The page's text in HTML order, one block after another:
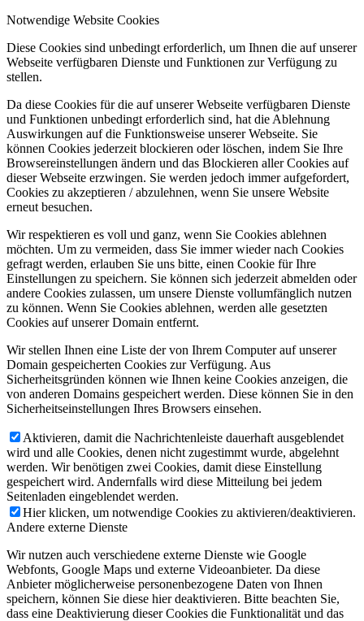
Notwendige Website Cookies
Diese Cookies sind unbedingt erforderlich, um Ihnen die auf unserer
Webseite verfügbaren Dienste und Funktionen zur Verfügung zu
stellen.
Da diese Cookies für die auf unserer Webseite verfügbaren Dienste
und Funktionen unbedingt erforderlich sind, hat die Ablehnung
Auswirkungen auf die Funktionsweise unserer Webseite. Sie
können Cookies jederzeit blockieren oder löschen, indem Sie Ihre
Browsereinstellungen ändern und das Blockieren aller Cookies auf
dieser Webseite erzwingen. Sie werden jedoch immer aufgefordert,
Cookies zu akzeptieren / abzulehnen, wenn Sie unsere Website
erneut besuchen.
Wir respektieren es voll und ganz, wenn Sie Cookies ablehnen
möchten. Um zu vermeiden, dass Sie immer wieder nach Cookies
gefragt werden, erlauben Sie uns bitte, einen Cookie für Ihre
Einstellungen zu speichern. Sie können sich jederzeit abmelden oder
andere Cookies zulassen, um unsere Dienste vollumfänglich nutzen
zu können. Wenn Sie Cookies ablehnen, werden alle gesetzten
Cookies auf unserer Domain entfernt.
Wir stellen Ihnen eine Liste der von Ihrem Computer auf unserer
Domain gespeicherten Cookies zur Verfügung. Aus
Sicherheitsgründen können wie Ihnen keine Cookies anzeigen, die
von anderen Domains gespeichert werden. Diese können Sie in den
Sicherheitseinstellungen Ihres Browsers einsehen.
Aktivieren, damit die Nachrichtenleiste dauerhaft ausgeblendet
wird und alle Cookies, denen nicht zugestimmt wurde, abgelehnt
werden. Wir benötigen zwei Cookies, damit diese Einstellung
gespeichert wird. Andernfalls wird diese Mitteilung bei jedem
Seitenladen eingeblendet werden.
Hier klicken, um notwendige Cookies zu aktivieren/deaktivieren.
Andere externe Dienste
Wir nutzen auch verschiedene externe Dienste wie Google
Webfonts, Google Maps und externe Videoanbieter. Da diese
Anbieter möglicherweise personenbezogene Daten von Ihnen
speichern, können Sie diese hier deaktivieren. Bitte beachten Sie,
dass eine Deaktivierung dieser Cookies die Funktionalität und das